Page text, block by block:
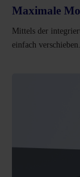
Maximale
Mittels der
einfach verschieben.